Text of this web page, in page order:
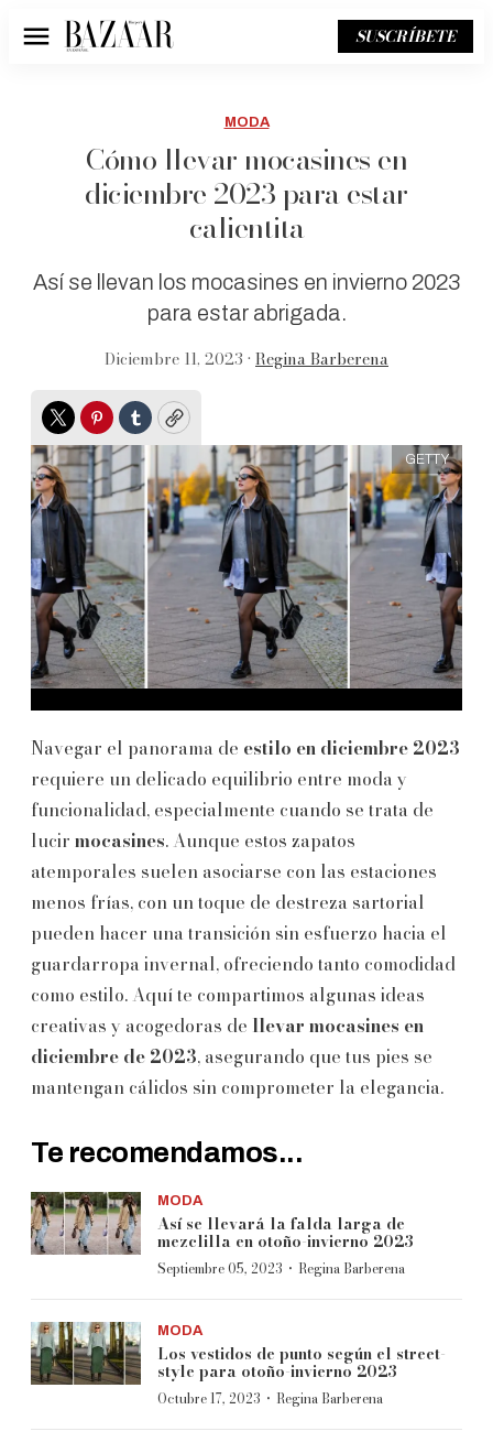
Menú SUSCRÍBETE
MODA
Cómo llevar mocasines en
diciembre 2023 para estar
calientita
Así se llevan los mocasines en invierno 2023
para estar abrigada.
Diciembre 11, 2023 • Regina Barberena
TwitterPinterest
TumblrCopy
GETTY
Navegar el panorama de estilo en diciembre 2023
requiere un delicado equilibrio entre moda y
funcionalidad, especialmente cuando se trata de
lucir mocasines. Aunque estos zapatos
atemporales suelen asociarse con las estaciones
menos frías, con un toque de destreza sartorial
pueden hacer una transición sin esfuerzo hacia el
guardarropa invernal, ofreciendo tanto comodidad
como estilo. Aquí te compartimos algunas ideas
creativas y acogedoras de llevar mocasines en
diciembre de 2023, asegurando que tus pies se
mantengan cálidos sin comprometer la elegancia.
Te recomendamos...
MODA
Así se llevará la falda larga de
mezclilla en otoño-invierno 2023
Septiembre 05, 2023 · Regina Barberena
MODA
Los vestidos de punto según el street-
style para otoño-invierno 2023
Octubre 17, 2023 · Regina Barberena